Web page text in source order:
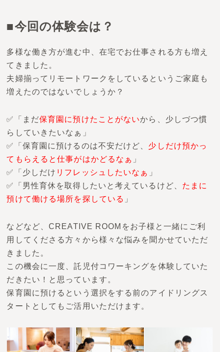
■今回の体験会は？
多様な働き方が進む中、在宅でお仕事される方も増え
てきました。
夫婦揃ってリモートワークをしているというご家庭も
増えたのではないでしょうか？
✅「まだ保育園に預けたことがないから、少しづつ慣
らしていきたいなぁ」
✅「保育園に預けるのは不安だけど、 少しだけ預かっ
てもらえると仕事がはかどるなぁ 」
✅「少しだけ リフレッシュしたいなぁ 」
✅「男性育休を取得したいと考えているけど、 たまに
預けて働ける場所を探している 」
などなど、CREATIVE ROOMをお子様と一緒にご利
用してくださる方々から様々な悩みを聞かせていただ
きました。
この機会に一度、託児付コワーキングを体験していた
だきたい！と思っています。
保育園に預けるという選択をする前のアイドリングス
タートとしてもご活用いただけます。